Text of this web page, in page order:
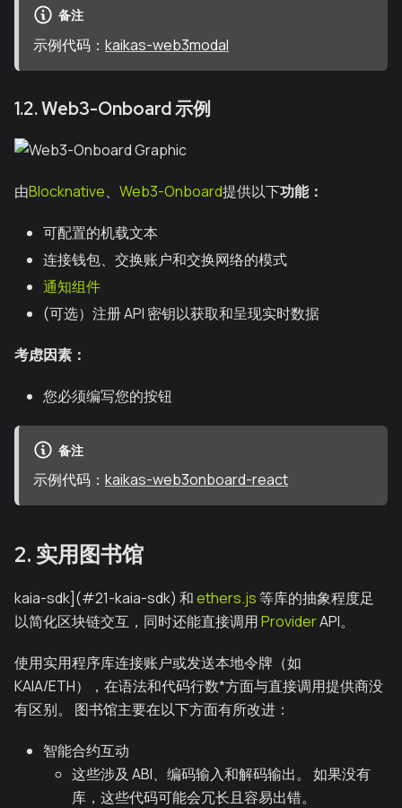
备注
示例代码： kaikas-web3modal
1.2. Web3-Onboard 示例
由Blocknative、 Web3-Onboard提供以下功能：
可配置的机载文本
连接钱包、交换账户和交换网络的模式
通知组件
(可选）注册 API 密钥以获取和呈现实时数据
考虑因素：
您必须编写您的按钮
备注
示例代码： kaikas-web3onboard-react
2. 实用图书馆
kaia-sdk](#21-kaia-sdk) 和ethers.js等库的抽象程度足
以简化区块链交互，同时还能直接调用ProviderAPI。
使用实用程序库连接账户或发送本地令牌（如
KAIA/ETH），在语法和代码行数*方面与直接调用提供商没
有区别。 图书馆主要在以下方面有所改进：
智能合约互动
这些涉及 ABI、编码输入和解码输出。 如果没有
库，这些代码可能会冗长且容易出错。